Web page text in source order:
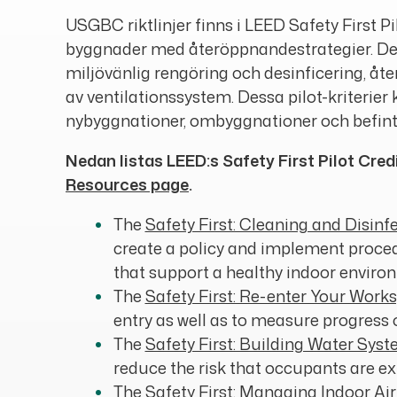
USGBC riktlinjer finns i LEED Safety First
byggnader med återöppnandestrategier.
miljövänlig rengöring och desinficering,
av ventilationssystem. Dessa pilot-kriterier
nybyggnationer, ombyggnationer och
Nedan listas LEED:s Safety First Pilot
Resources page.
TheSafety First: Cleaning and
create a policy and implement
that support a healthy indoor
TheSafety First: Re-enter Your
entry as well as to measure progress
TheSafety First: Building Water
reduce the risk that occupants are
TheSafety First: Managing Indoor